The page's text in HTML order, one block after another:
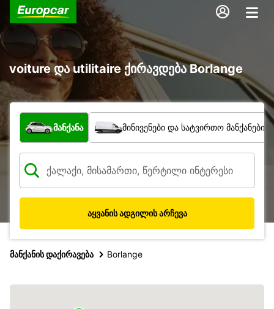
voiture და utilitaire ქირავდება Borlange
რა ტიპის ავტომობილი?
მანქანა მინივენები და სატვირთო მანქანები
აყვანის ადგილის არჩევა
მანქანის დაქირავება Borlange